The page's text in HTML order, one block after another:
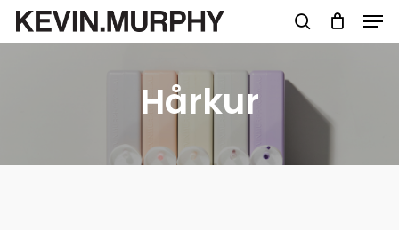
Skip
to
search
Hårkur